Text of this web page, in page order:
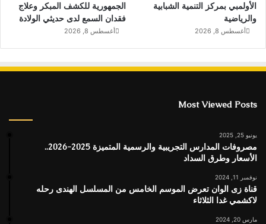
الجمهورية للكشف المبكر وعلاج
فقدان السمع لدى حديثي الولادة
أغسطس 8, 2026
الأولمبي بمركز التنمية الشبابية
والرياضية
أغسطس 8, 2026
Most Viewed Posts
يونيو 25, 2025
مصروفات المدارس التجريبية والرسمية المتميزة 2025-2026..
الأسعار وطرق السداد
نوفمبر 11, 2024
قناة زى الوان تعرض الموسم الخامس من المسلسل الهندى رحله
لاكشمي غدا الثلاثاء
مارس 20, 2024